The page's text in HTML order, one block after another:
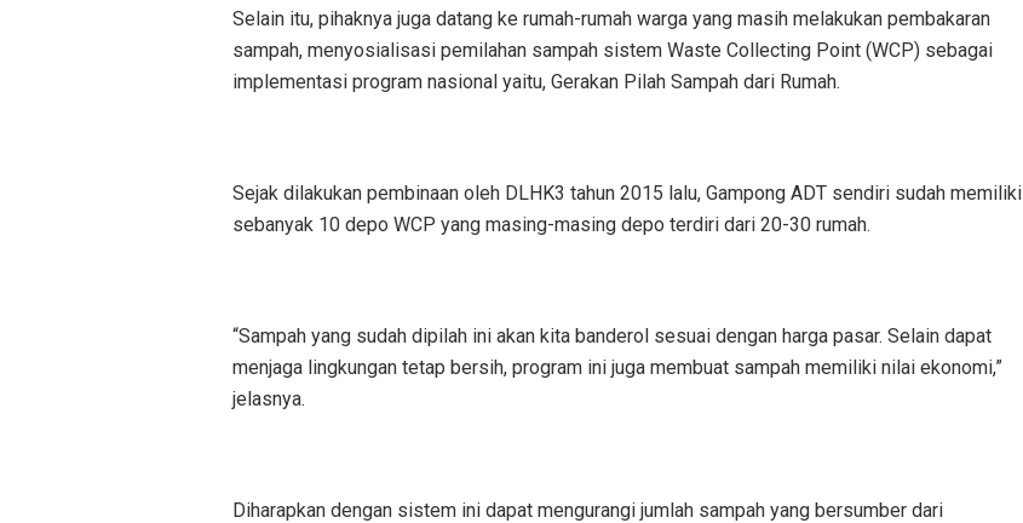
Selain itu, pihaknya juga datang ke rumah-rumah warga yang masih melakukan pembakaran
sampah, menyosialisasi pemilahan sampah sistem Waste Collecting Point (WCP) sebagai
implementasi program nasional yaitu, Gerakan Pilah Sampah dari Rumah.
Sejak dilakukan pembinaan oleh DLHK3 tahun 2015 lalu, Gampong ADT sendiri sudah memiliki
sebanyak 10 depo WCP yang masing-masing depo terdiri dari 20-30 rumah.
“Sampah yang sudah dipilah ini akan kita banderol sesuai dengan harga pasar. Selain dapat
menjaga lingkungan tetap bersih, program ini juga membuat sampah memiliki nilai ekonomi,”
jelasnya.
Diharapkan dengan sistem ini dapat mengurangi jumlah sampah yang bersumber dari